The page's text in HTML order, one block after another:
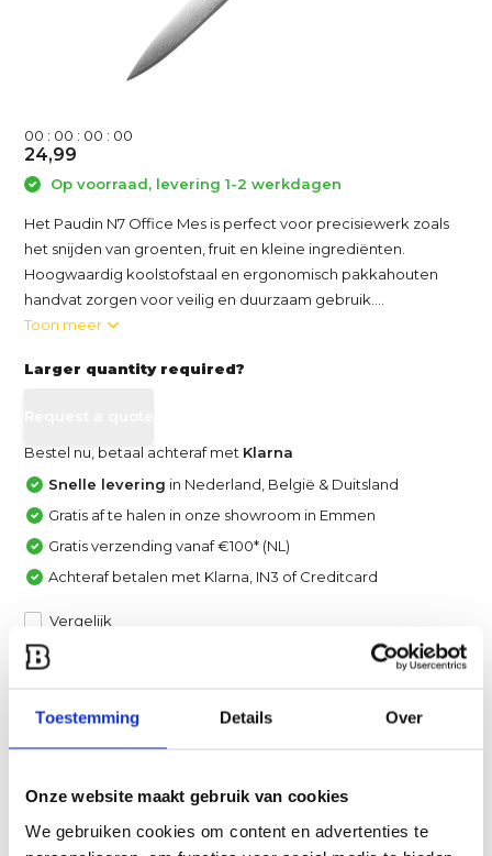
Toestemming Details Over
Onze website maakt gebruik van cookies
We gebruiken cookies om content en advertenties te
00 : 00 : 00 : 00
24,99
Op voorraad, levering 1-2 werkdagen
Het Paudin N7 Office Mes is perfect voor precisiewerk zoals
het snijden van groenten, fruit en kleine ingrediënten.
Hoogwaardig koolstofstaal en ergonomisch pakkahouten
handvat zorgen voor veilig en duurzaam gebruik....
Toon meer
Larger quantity required?
Bestel nu, betaal achteraf met Klarna
Snelle levering in Nederland, België & Duitsland
Gratis af te halen in onze showroom in Emmen
Gratis verzending vanaf €100* (NL)
Achteraf betalen met Klarna, IN3 of Creditcard
Vergelijk
Een van onze specialisten helpt je graag verder!
Stuur ons een mail
Productomschrijving